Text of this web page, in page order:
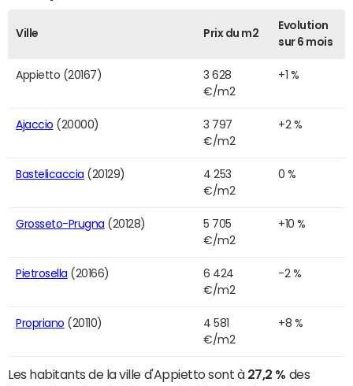
Ville Prix du m2
Evolution
sur 6 mois
Appietto (20167)
3 628
€/m2
+1 %
Ajaccio (20000)
3 797
€/m2
+2 %
Bastelicaccia (20129)
4 253
€/m2
0 %
Grosseto-Prugna (20128)
5 705
€/m2
+10 %
Pietrosella (20166)
6 424
€/m2
-2 %
Propriano (20110)
4 581
€/m2
+8 %
Les habitants de la ville d'Appietto sont à 27,2 % des